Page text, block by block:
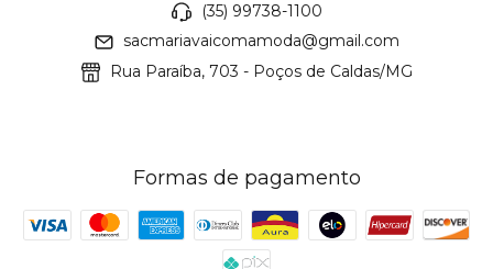
(35) 99738-1100
sacmariavaicomamoda@gmail.com
Rua Paraíba, 703 - Poços de Caldas/MG
Formas de pagamento